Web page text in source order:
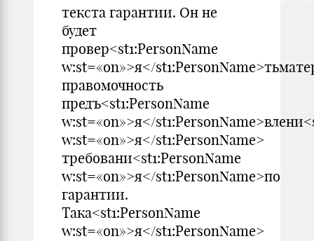
текста гарантии. Он не
будет
провер<st1:PersonName
w:st=«on»>я</
правомочность
предъ<st1:PersonName
w:st=«on»>я</
w:st=«on»>я</st1:PersonName>
требовани<st1:PersonName
w:st=«on»>я</st1:PersonName>по
гарантии.
Така<st1:PersonName
w:st=«on»>я</st1:PersonName>